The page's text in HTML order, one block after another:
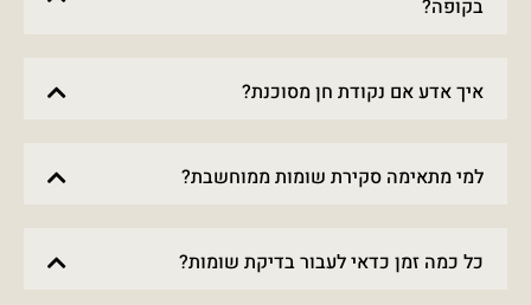
בקופה?
איך אדע אם נקודת חן מסוכנת?
למי מתאימה סקירת שומות ממוחשבת?
כל כמה זמן כדאי לעבור בדיקת שומות?